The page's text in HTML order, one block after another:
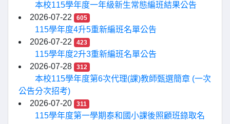
本校115學年度一年級新生常態編班結果公告
2026-07-22
605
115學年度4升5重新編班名單公告
2026-07-22
423
115學年度2升3重新編班名單公告
2026-07-28
312
本校115學年度第6次代理(課)教師甄選簡章 (一次
公告分次招考)
2026-07-20
311
115學年度第一學期泰和國小課後照顧班錄取名